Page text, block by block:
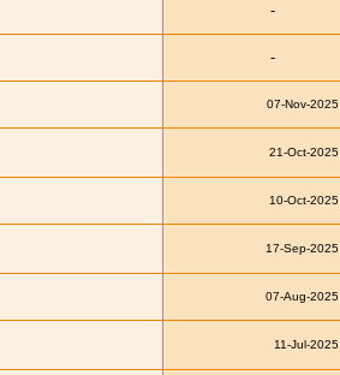
-
-
07-Nov-2025
21-Oct-2025
10-Oct-2025
17-Sep-2025
07-Aug-2025
11-Jul-2025